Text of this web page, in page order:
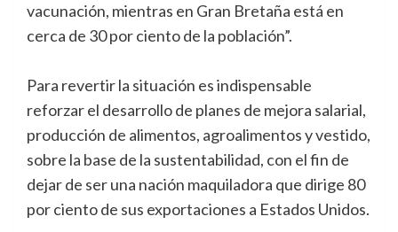
vacunación, mientras en Gran Bretaña está en
cerca de 30 por ciento de la población”.
Para revertir la situación es indispensable
reforzar el desarrollo de planes de mejora salarial,
producción de alimentos, agroalimentos y vestido,
sobre la base de la sustentabilidad, con el fin de
dejar de ser una nación maquiladora que dirige 80
por ciento de sus exportaciones a Estados Unidos.